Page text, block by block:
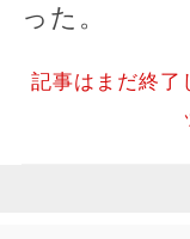
った。
記事はまだ終了